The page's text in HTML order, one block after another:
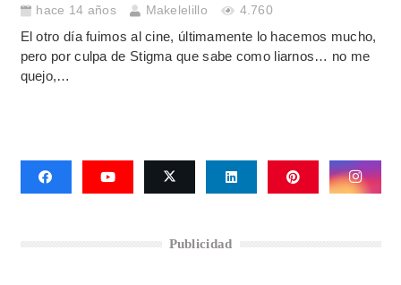
hace 14 años Makelelillo 4.760
El otro día fuimos al cine, últimamente lo hacemos mucho,
pero por culpa de Stigma que sabe como liarnos… no me
quejo,…
Publicidad